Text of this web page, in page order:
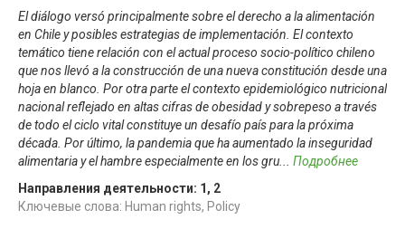
El diálogo versó principalmente sobre el derecho a la alimentación
en Chile y posibles estrategias de implementación. El contexto
temático tiene relación con el actual proceso socio-político chileno
que nos llevó a la construcción de una nueva constitución desde una
hoja en blanco. Por otra parte el contexto epidemiológico nutricional
nacional reflejado en altas cifras de obesidad y sobrepeso a través
de todo el ciclo vital constituye un desafío país para la próxima
década. Por último, la pandemia que ha aumentado la inseguridad
alimentaria y el hambre especialmente en los gru
Подробнее
Направления деятельности: 1 , 2
Ключевые слова: Human rights, Policy